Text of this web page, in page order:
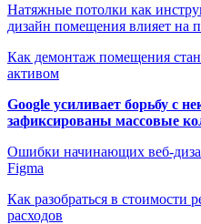
Натяжные потолки как
дизайн помещения влияет на
Как демонтаж помещения
активом
Google усиливает борьбу с
зафиксированы массовые
Ошибки начинающих веб-
Figma
Как разобраться в стоимости
расходов